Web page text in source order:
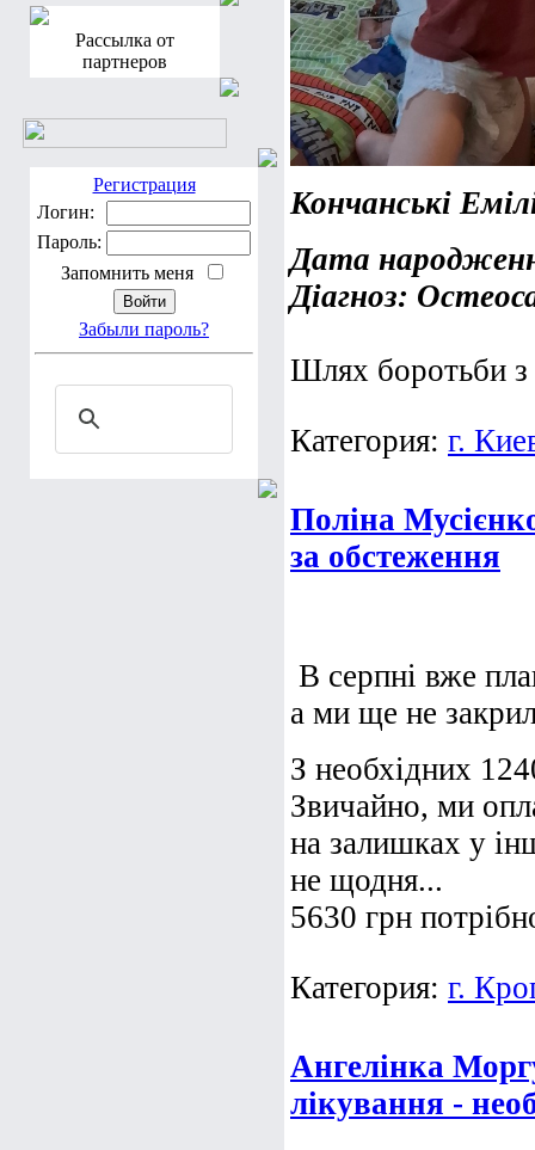
Рассылка от
партнеров
Регистрация
Логин:
Пароль:
Запомнить меня
Забыли пароль?
Кончанські
Дата
Діагноз:
Шлях боротьби з
Категория: г.
Поліна
за обстеження
В серпні вже
а ми ще не
З необхідних
Звичайно, ми
на залишках у
не щодня...
5630 грн
Категория: г.
Ангелінка
лікування -